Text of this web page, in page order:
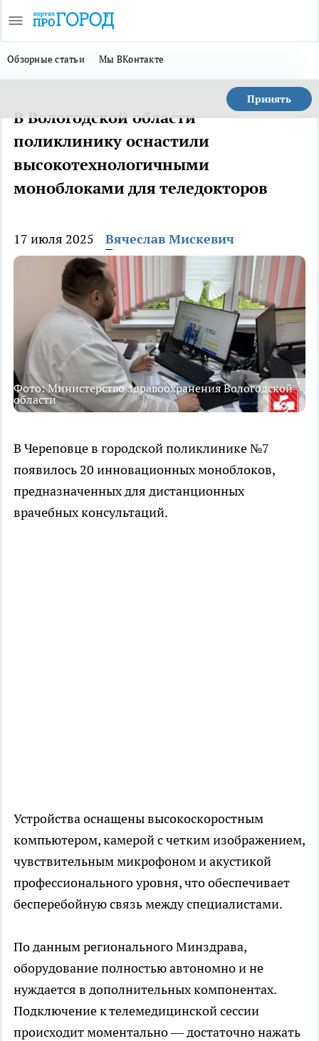
Обзорные статьи Мы ВКонтакте
Принять
В Вологодской области
поликлинику оснастили
высокотехнологичными
моноблоками для теледокторов
17 июля 2025 Вячеслав Мискевич
Фото: Министерство здравоохранения Вологодской
области
В Череповце в городской поликлинике №7
появилось 20 инновационных моноблоков,
предназначенных для дистанционных
врачебных консультаций.
Устройства оснащены высокоскоростным
компьютером, камерой с четким изображением,
чувствительным микрофоном и акустикой
профессионального уровня, что обеспечивает
бесперебойную связь между специалистами.
По данным регионального Минздрава,
оборудование полностью автономно и не
нуждается в дополнительных компонентах.
Подключение к телемедицинской сессии
происходит моментально — достаточно нажать